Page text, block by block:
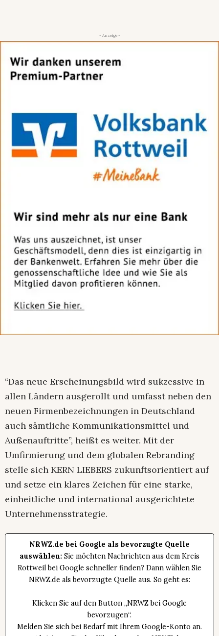
- Anzeige -
“Das neue Erscheinungsbild wird sukzessive in
allen Ländern ausgerollt und umfasst neben den
neuen Firmenbezeichnungen in Deutschland
auch sämtliche Kommunikationsmittel und
Außenauftritte”, heißt es weiter. Mit der
Umfirmierung und dem globalen Rebranding
stelle sich KERN LIEBERS zukunftsorientiert auf
und setze ein klares Zeichen für eine starke,
einheitliche und international ausgerichtete
Unternehmensstrategie.
NRWZ.de bei Google als bevorzugte Quelle
auswählen: Sie möchten Nachrichten aus dem Kreis
Rottweil bei Google schneller finden? Dann wählen Sie
NRWZ.de als bevorzugte Quelle aus. So geht es:
Klicken Sie auf den Button „NRWZ bei Google
bevorzugen“.
Melden Sie sich bei Bedarf mit Ihrem Google-Konto an.